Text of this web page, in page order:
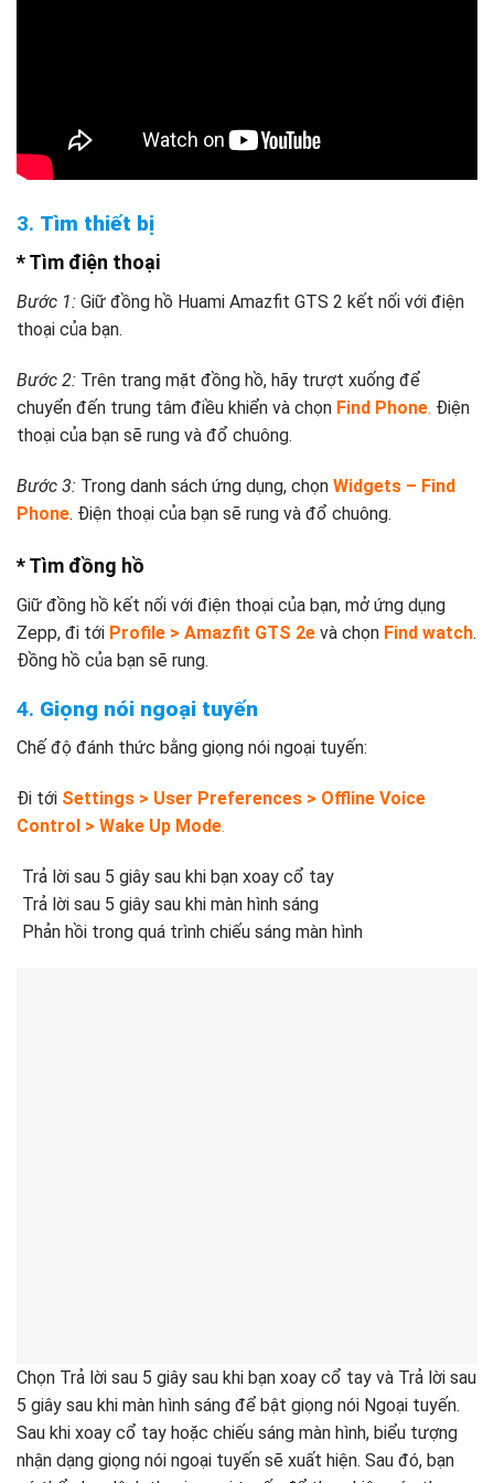
3. Tìm thiết bị
* Tìm điện thoại
Bước 1: Giữ đồng hồ Huami Amazfit GTS 2 kết nối với điện
thoại của bạn.
Bước 2: Trên trang mặt đồng hồ, hãy trượt xuống để
chuyển đến trung tâm điều khiển và chọn Find Phone. Điện
thoại của bạn sẽ rung và đổ chuông.
Bước 3: Trong danh sách ứng dụng, chọn Widgets – Find
Phone. Điện thoại của bạn sẽ rung và đổ chuông.
* Tìm đồng hồ
Giữ đồng hồ kết nối với điện thoại của bạn, mở ứng dụng
Zepp, đi tới Profile > Amazfit GTS 2e và chọn Find watch.
Đồng hồ của bạn sẽ rung.
4. Giọng nói ngoại tuyến
Chế độ đánh thức bằng giọng nói ngoại tuyến:
Đi tới Settings > User Preferences > Offline Voice
Control > Wake Up Mode.
Trả lời sau 5 giây sau khi bạn xoay cổ tay
Trả lời sau 5 giây sau khi màn hình sáng
Phản hồi trong quá trình chiếu sáng màn hình
Chọn Trả lời sau 5 giây sau khi bạn xoay cổ tay và Trả lời sau
5 giây sau khi màn hình sáng để bật giọng nói Ngoại tuyến.
Sau khi xoay cổ tay hoặc chiếu sáng màn hình, biểu tượng
nhận dạng giọng nói ngoại tuyến sẽ xuất hiện. Sau đó, bạn